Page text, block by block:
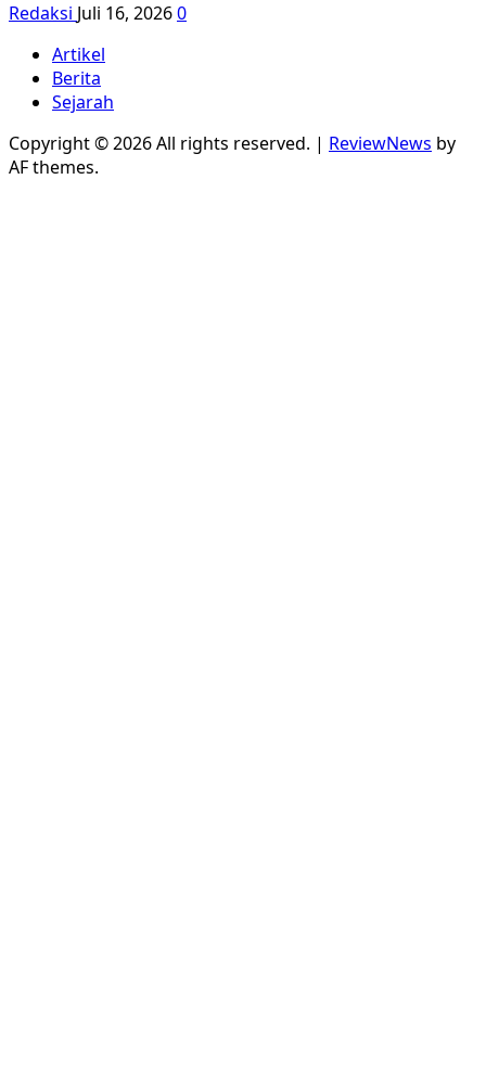
Redaksi Juli 16, 20260
Artikel
Berita
Sejarah
Copyright © 2026 All rights reserved. | ReviewNews by
AF themes.